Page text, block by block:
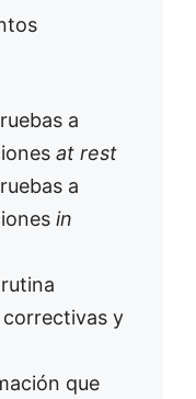
a
at rest
a
in
y
que